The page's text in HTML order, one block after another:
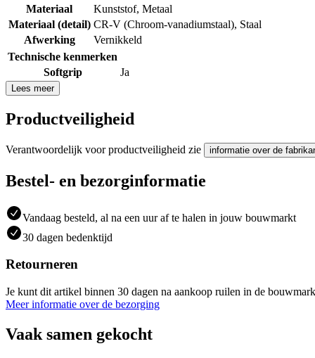
Materiaal
Kunststof, Metaal
Materiaal (detail) CR-V (Chroom-vanadiumstaal), Staal
Afwerking
Vernikkeld
Technische kenmerken
Softgrip
Ja
Lees meer
Productveiligheid
Verantwoordelijk voor productveiligheid zie informatie over de
Bestel- en bezorginformatie
Vandaag besteld, al na een uur af te halen in jouw bouwmarkt
30 dagen bedenktijd
Retourneren
Je kunt dit artikel binnen 30 dagen na aankoop ruilen in de
Meer informatie over de bezorging
Vaak samen gekocht